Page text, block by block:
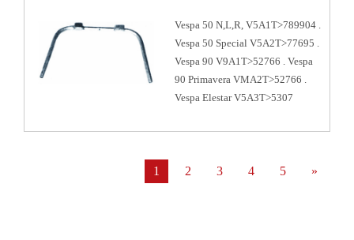
Vespa 50 N,L,R, V5A1T>789904 .
Vespa 50 Special V5A2T>77695 .
Vespa 90 V9A1T>52766 . Vespa
90 Primavera VMA2T>52766 .
Vespa Elestar V5A3T>5307
1 2 3 4 5 »